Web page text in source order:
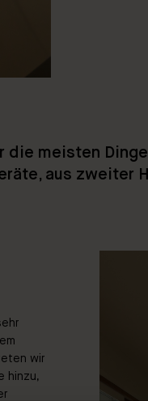
meisten
aus zweiter
wir
hinzu,